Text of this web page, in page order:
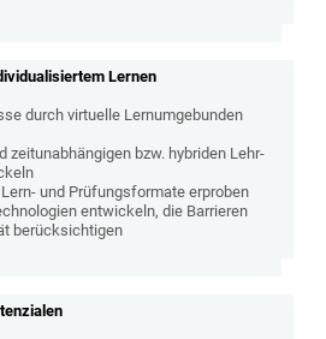
Lernen
durch virtuelle Lernumgebunden
zeitunabhängigen bzw. hybriden Lehr-
und Prüfungsformate erproben
entwickeln, die Barrieren
berücksichtigen